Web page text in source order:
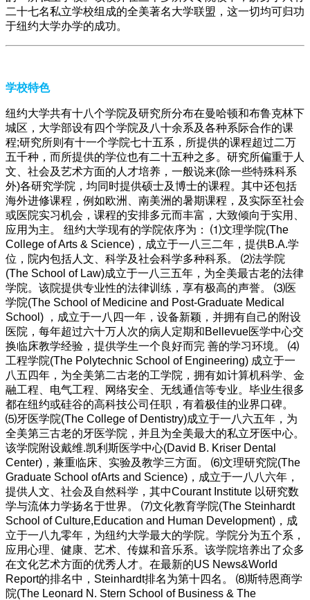
二十七名私立学校组成的全美著名大学联盟，这一切均可归功
于纽约大学办学的成功。
学校特色
纽约大学共有十八个学院及研究所分布在曼哈顿和布鲁克林下
城区，大学部设有四个学院及八十余系及各种系际合作的课
程;研究所则有十一个学院七十五系，所提供的课程超过二万
五千种，而所提供的学位也有二十五种之多。研究所偏重于人
文、社会及艺术方面的人才培养，一般说来(除一些特殊科系
外)各研究学院，均同时提供硕士及博士的课程。其中还包括
海外进修课程，例如欧洲、南美洲的暑期课程，及实际至社会
或医院实习机会，课程的安排多元而丰富，大致倾向于实用、
应用为主。 纽约大学现有的学院依序为： ⑴文理学院(The
College of Arts & Science)，成立于一八三二年，提供B.A.学
位，院内包括人文、科学及社会科学多种科系。 ⑵法学院
(The School of Law)成立于一八三五年，为全美最古老的法律
学院。该院提供专业性的法律训练，享有极高的声誉。 ⑶医
学院(The School of Medicine and Post-Graduate Medical
School) ，成立于一八四一年，设备新颖，并拥有自己的附设
医院，每年超过六十万人次的病人定期和Bellevue医学中心交
换临床教学经验，提供学生一个良好而完 善的学习环境。 ⑷
工程学院(The Polytechnic School of Engineering) 成立于一
八五四年，为全美第二古老的工学院，拥有如计算机科学、金
融工程、电气工程、网络安全、无线通信等专业。毕业生很多
都在纽约或硅谷的高科技公司任职，有着极佳的业界口碑。
⑸牙医学院(The College of Dentistry)成立于一八六五年，为
全美第三古老的牙医学院，并且为全美最大的私立牙医中心。
该学院附设戴维.凯利斯医学中心(David B. Kriser Dental
Center)，兼重临床、实验及教学三方面。 ⑹文理研究院(The
Graduate School ofArts and Science)，成立于一八八六年，
提供人文、社会及自然科学，其中Courant Institute 以研究数
学与流体力学扬名于世界。 ⑺文化教育学院(The Steinhardt
School of Culture,Education and Human Development)，成
立于一八九零年，为纽约大学最大的学院。学院分为五个系，
应用心理、健康、艺术、传媒和音乐系。该学院培养出了众多
在文化艺术方面的优秀人才。在最新的US News&World
Report的排名中，Steinhardt排名为第十四名。 ⑻斯特恩商学
院(The Leonard N. Stern School of Business & The